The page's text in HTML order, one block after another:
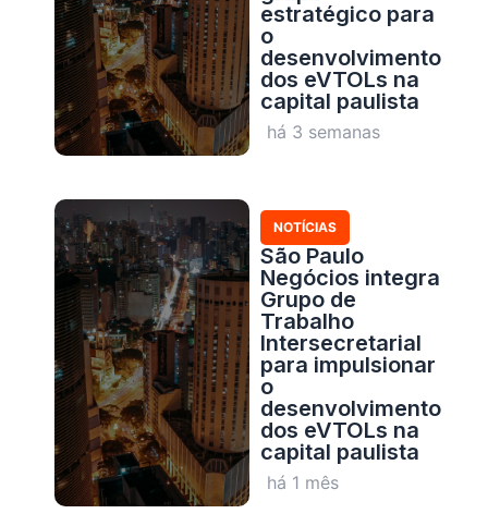
estratégico para
o
desenvolvimento
dos eVTOLs na
capital paulista
há 3 semanas
NOTÍCIAS
São Paulo
Negócios integra
Grupo de
Trabalho
Intersecretarial
para impulsionar
o
desenvolvimento
dos eVTOLs na
capital paulista
há 1 mês